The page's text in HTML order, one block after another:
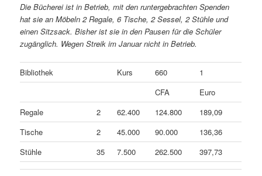
Die Bücherei ist in Betrieb, mit den runtergebrachten Spenden
hat sie an Möbeln 2 Regale, 6 Tische, 2 Sessel, 2 Stühle und
einen Sitzsack. Bisher ist sie in den Pausen für die Schüler
zugänglich. Wegen Streik im Januar nicht in Betrieb.
Bibliothek Kurs 660
1
CFA
Euro
Regale
2 62.400 124.800
189,09
Tische
2 45.000 90.000
136,36
Stühle
35 7.500 262.500 397,73